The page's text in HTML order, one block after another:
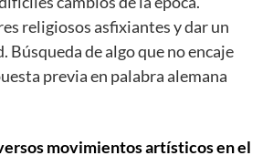
religiosos asfixiantes y dar un
Búsqueda de algo que no encaje
previa en palabra alemana
movimientos artísticos en el